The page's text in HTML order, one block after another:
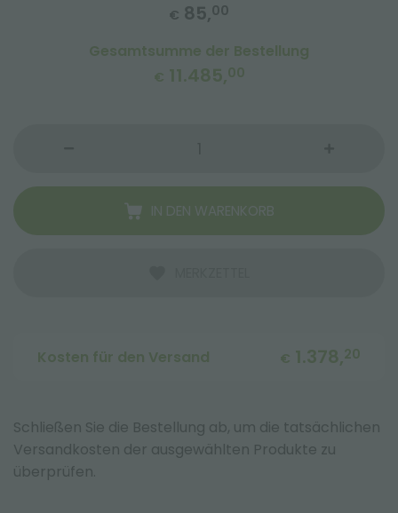
€ 85,00
Gesamtsumme der Bestellung
€ 11.485,00
IN DEN WARENKORB
Kosten für den Versand € 1.378,20
Schließen Sie die Bestellung ab, um die tatsächlichen
Versandkosten der ausgewählten Produkte zu
überprüfen.